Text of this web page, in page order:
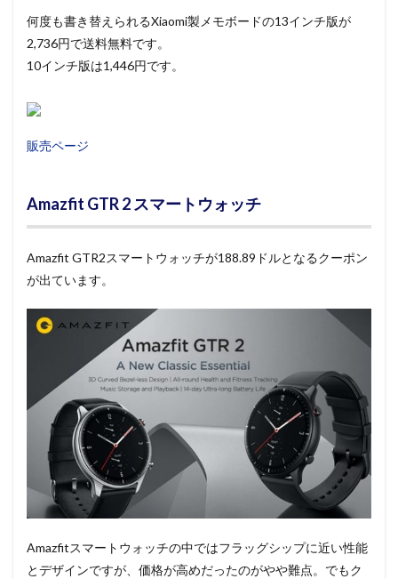
何度も書き替えられるXiaomi製メモボードの13インチ版が
2,736円で送料無料です。
10インチ版は1,446円です。
販売ページ
Amazfit GTR 2 スマートウォッチ
Amazfit GTR2スマートウォッチが188.89ドルとなるクーポン
が出ています。
Amazfitスマートウォッチの中ではフラッグシップに近い性能
とデザインですが、価格が高めだったのがやや難点。でもク